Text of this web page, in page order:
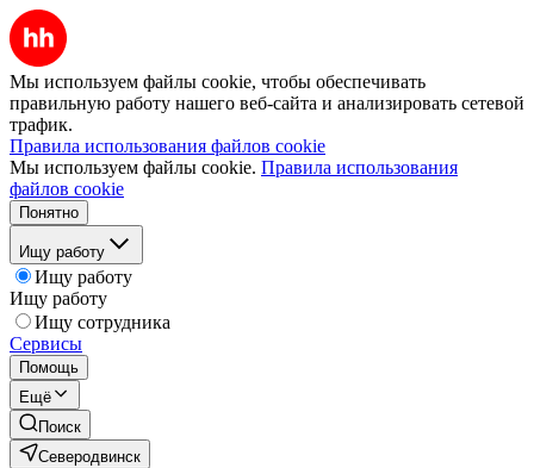
Мы используем файлы cookie, чтобы обеспечивать
правильную работу нашего веб-сайта и анализировать сетевой
трафик.
Правила использования файлов cookie
Мы используем файлы cookie. Правила использования
файлов cookie
Понятно
Ищу работу
Ищу работу
Ищу работу
Ищу сотрудника
Сервисы
Помощь
Ещё
Поиск
Северодвинск